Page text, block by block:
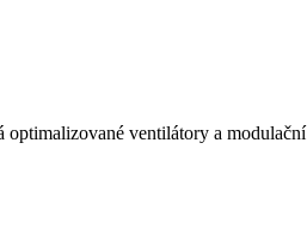
optimalizované ventilátory a